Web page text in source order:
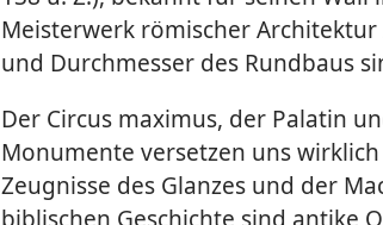
Meisterwerk römischer Architektur
und Durchmesser des Rundbaus
Der Circus maximus, der Palatin
Monumente versetzen uns
Zeugnisse des Glanzes und der
biblischen Geschichte sind antike